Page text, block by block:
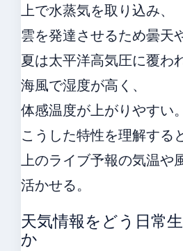
上で水蒸気を取り込み、
雲を発達させるため曇天
夏は太平洋高気圧に覆わ
海風で湿度が高く、
体感温度が上がりやすい。
こうした特性を理解すると
上のライブ予報の気温や
活かせる。
天気情報をどう日常
か